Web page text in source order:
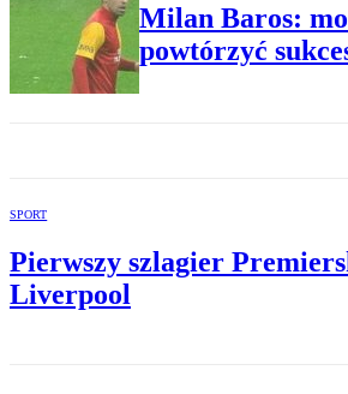
Milan Baros:
powtórzyć
SPORT
Pierwszy szlagier
Liverpool